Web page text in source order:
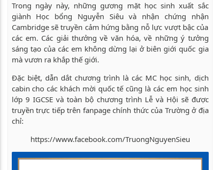
Trong ngày này, những gương mặt học sinh xuất sắc
giành Học bổng Nguyễn Siêu và nhận chứng nhận
Cambridge sẽ truyền cảm hứng bằng nỗ lực vượt bậc của
các em. Các giải thưởng về văn hóa, về những ý tưởng
sáng tạo của các em không dừng lại ở biên giới quốc gia
mà vươn ra khắp thế giới.
Đặc biệt, dẫn dắt chương trình là các MC học sinh, dịch
cabin cho các khách mời quốc tế cũng là các em học sinh
lớp 9 IGCSE và toàn bộ chương trình Lễ và Hội sẽ được
truyền trực tiếp trên fanpage chính thức của Trường ở địa
chỉ:
https://www.facebook.com/TruongNguyenSieu